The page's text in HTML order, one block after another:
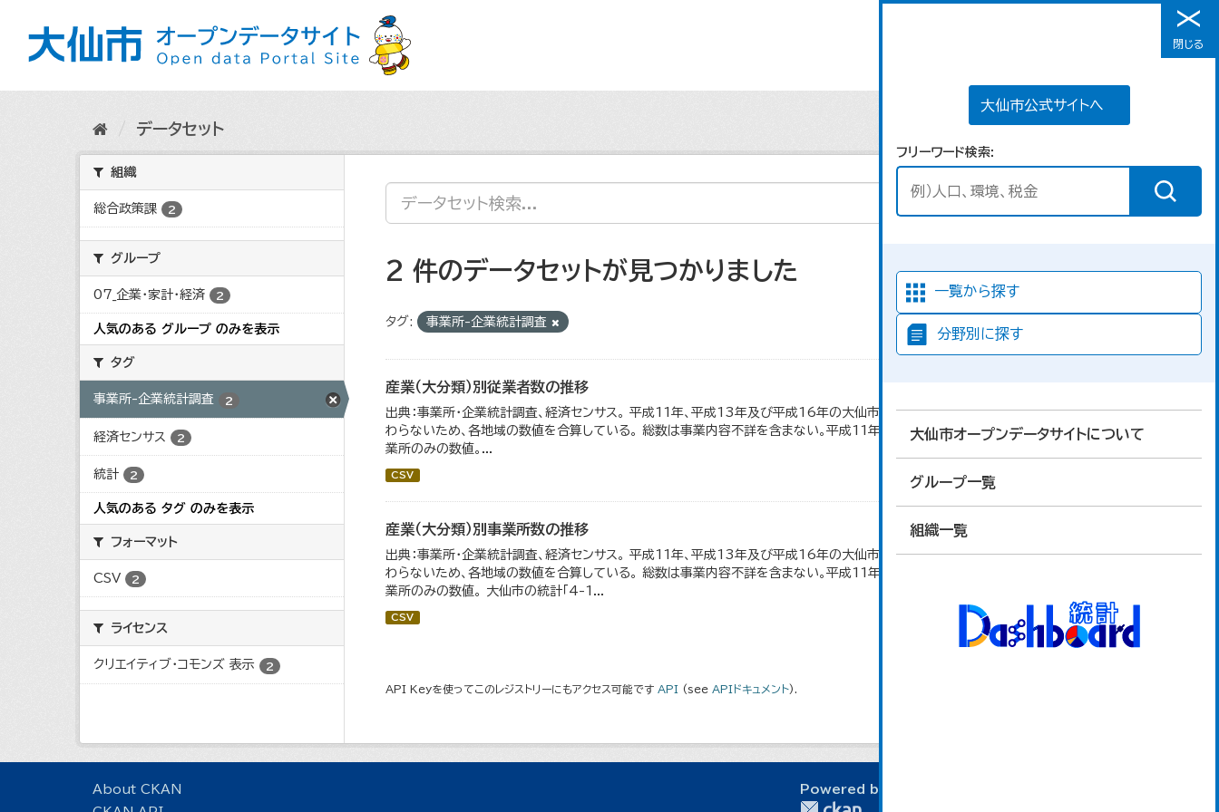
メニュー
大仙市公式サイトへ
フリーワード検索
一覧から探す
分野別に探す
大仙市オープンデータサイトについて
グループ一覧
組織一覧
閉じる
データセット
組織
総合政策課 2
グループ
07_企業・家計・経済 2
人気のある グループ のみを表示
タグ
事業所-企業統計調査 2
経済センサス 2
統計 2
人気のある タグ のみを表示
フォーマット
CSV 2
ライセンス
クリエイティブ・コモンズ 表示 2
2 件のデータセットが見つかりました
タグ: 事業所-企業統計調査
産業（大分類）別従業者数の推移
出典：事業所・企業統計調査、経済センサス。 平成11年、平成13年及び平成16年の大仙市の数値は、合併前、合併後で調査区が変
わらないため、各地域の数値を合算している。 総数は事業内容不詳を含まない。平成11年、平成16年、平成24年の数値は民営事
業所のみの数値。...
CSV
産業（大分類）別事業所数の推移
出典：事業所・企業統計調査、経済センサス。 平成11年、平成13年及び平成16年の大仙市の数値は、合併前、合併後で調査区が変
わらないため、各地域の数値を合算している。 総数は事業内容不詳を含まない。平成11年、平成16年、平成24年の数値は民営事
業所のみの数値。 大仙市の統計「4-1...
CSV
API Keyを使ってこのレジストリーにもアクセス可能です API (see APIドキュメント).
About CKAN
Powered by